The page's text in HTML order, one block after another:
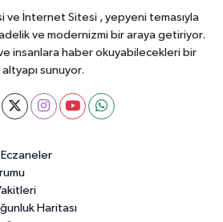
ve İnternet Sitesi , yepyeni temasıyla
ve modernizmi bir araya getiriyor.
insanlara haber okuyabilecekleri bir
altyapı sunuyor.
Haritası